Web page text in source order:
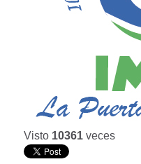
Visto 10361 veces